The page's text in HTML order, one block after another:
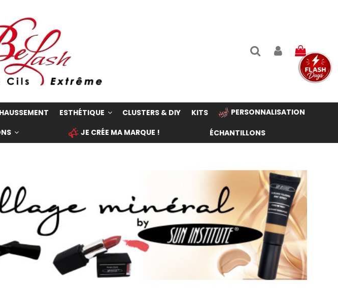
ESTHÉTIQUE CLUSTERS & DIY KITS
PERSONNALISATION
JE CRÉE MA MARQUE ! ÉCHANTILLONS